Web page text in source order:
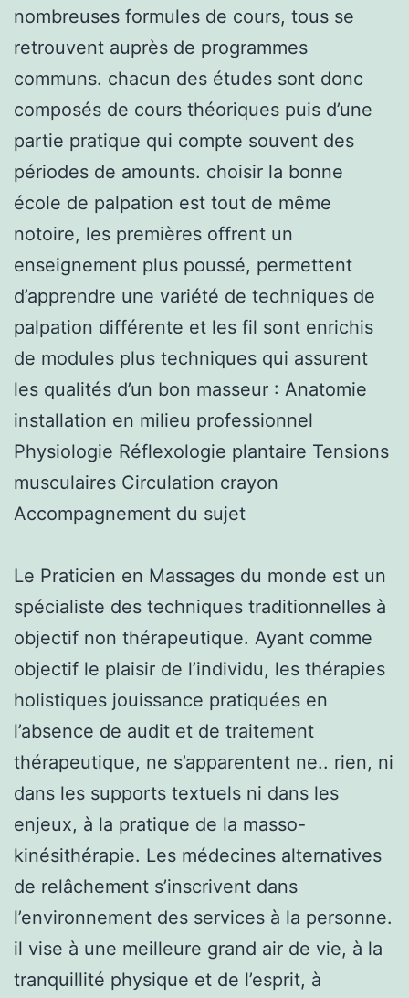
nombreuses formules de cours, tous se
retrouvent auprès de programmes
communs. chacun des études sont donc
composés de cours théoriques puis d’une
partie pratique qui compte souvent des
périodes de amounts. choisir la bonne
école de palpation est tout de même
notoire, les premières offrent un
enseignement plus poussé, permettent
d’apprendre une variété de techniques de
palpation différente et les fil sont enrichis
de modules plus techniques qui assurent
les qualités d’un bon masseur : Anatomie
installation en milieu professionnel
Physiologie Réflexologie plantaire Tensions
musculaires Circulation crayon
Accompagnement du sujet
Le Praticien en Massages du monde est un
spécialiste des techniques traditionnelles à
objectif non thérapeutique. Ayant comme
objectif le plaisir de l’individu, les thérapies
holistiques jouissance pratiquées en
l’absence de audit et de traitement
thérapeutique, ne s’apparentent ne.. rien, ni
dans les supports textuels ni dans les
enjeux, à la pratique de la masso-
kinésithérapie. Les médecines alternatives
de relâchement s’inscrivent dans
l’environnement des services à la personne.
il vise à une meilleure grand air de vie, à la
tranquillité physique et de l’esprit, à